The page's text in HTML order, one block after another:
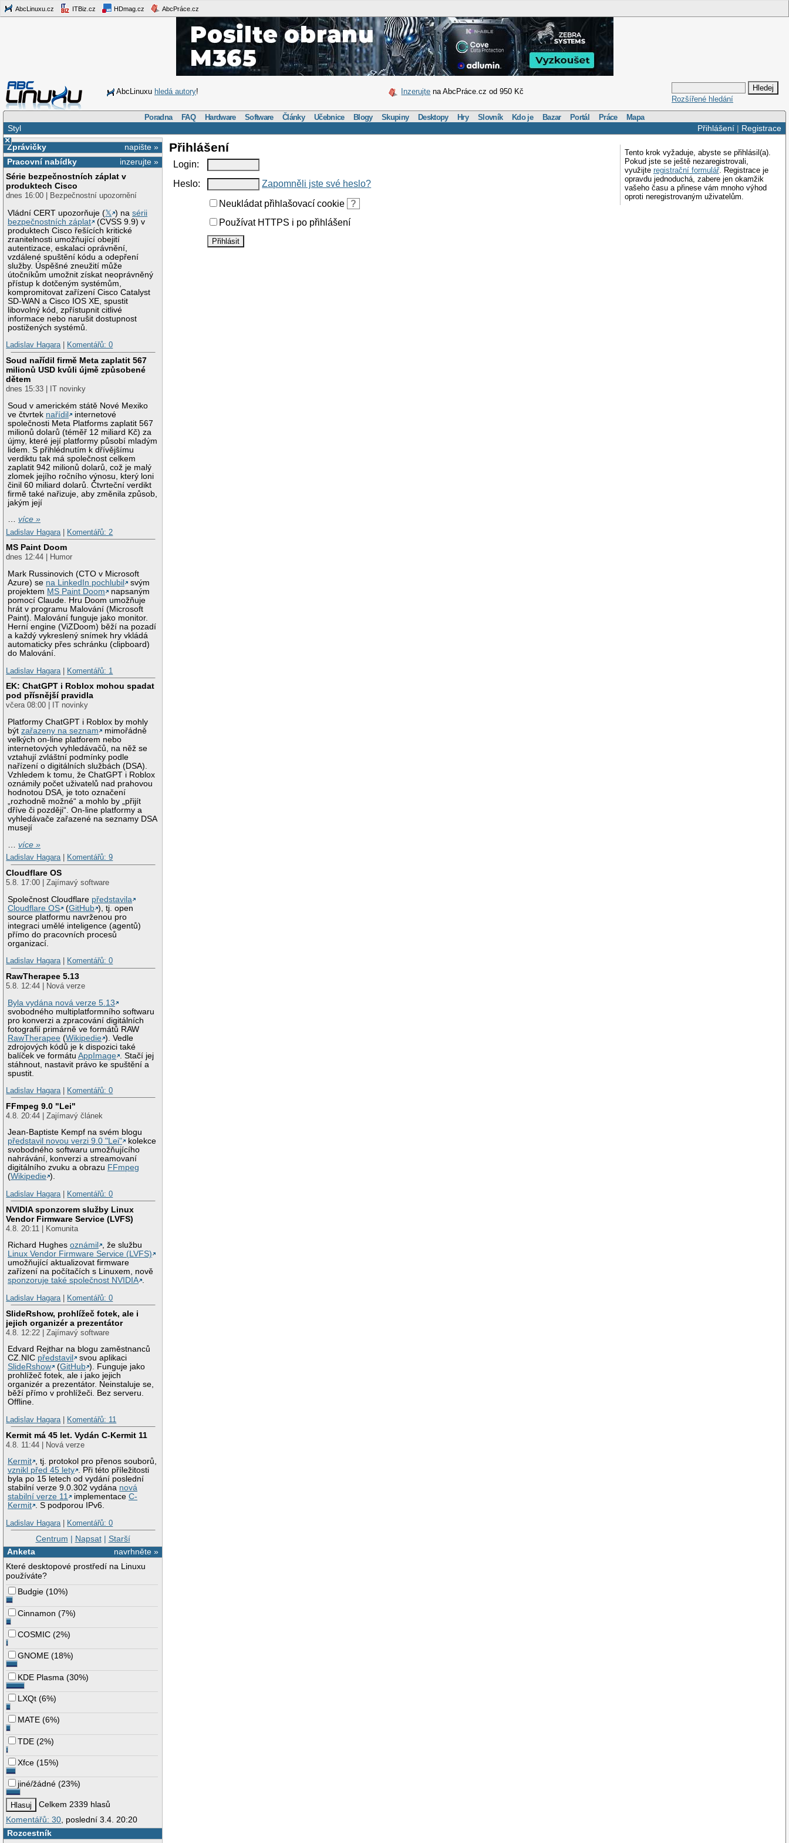
AbcLinuxu.cz ITBiz.cz HDmag.cz AbcPráce.cz
AbcLinuxu hledá autory! Inzerujte na AbcPráce.cz od 950 Kč
Rozšířené hledání
Poradna FAQ Hardware Software Články Učebnice Blogy Skupiny Desktopy Hry Slovník Kdo je Bazar Portál Práce Mapa
Přihlášení| Registrace
Styl
×
napište »
Zprávičky
inzerujte »
Pracovní nabídky
Série bezpečnostních záplat v
produktech Cisco
dnes 16:00 | Bezpečnostní upozornění
Vládní CERT upozorňuje (𝕏 ) nasérii
bezpečnostních záplat
(CVSS 9.9) v
produktech Cisco řešících kritické
zranitelnosti umožňující obejití
autentizace, eskalaci oprávnění,
vzdálené spuštění kódu a odepření
služby. Úspěšné zneužití může
útočníkům umožnit získat neoprávněný
přístup k dotčeným systémům,
kompromitovat zařízení Cisco Catalyst
SD-WAN a Cisco IOS XE, spustit
libovolný kód, zpřístupnit citlivé
informace nebo narušit dostupnost
postižených systémů.
Ladislav Hagara| Komentářů: 0
Soud nařídil firmě Meta zaplatit 567
milionů USD kvůli újmě způsobené
dětem
dnes 15:33 | IT novinky
Soud v americkém státě Nové Mexiko
ve čtvrtek nařídil
internetové
společnosti Meta Platforms zaplatit 567
milionů dolarů (téměř 12 miliard Kč) za
újmy, které její platformy působí mladým
lidem. S přihlédnutím k dřívějšímu
verdiktu tak má společnost celkem
zaplatit 942 milionů dolarů, což je malý
zlomek jejího ročního výnosu, který loni
činil 60 miliard dolarů. Čtvrteční verdikt
firmě také nařizuje, aby změnila způsob,
jakým její
…více »
Ladislav Hagara
Komentářů: 2
MS Paint Doom
dnes 12:44 | Humor
Mark Russinovich (CTO v Microsoft
Azure) se na LinkedIn pochlubil
svým
projektem MS Paint Doom
napsaným
pomocí Claude. Hru Doom umožňuje
hrát v programu Malování (Microsoft
Paint). Malování funguje jako monitor.
Herní engine (ViZDoom) běží na pozadí
a každý vykreslený snímek hry vkládá
automaticky přes schránku (clipboard)
do Malování.
Ladislav Hagara
Komentářů: 1
EK: ChatGPT i Roblox mohou spadat
pod přísnější pravidla
včera 08:00 | IT novinky
Platformy ChatGPT i Roblox by mohly
býtzařazeny na seznam
mimořádně
velkých on-line platforem nebo
internetových vyhledávačů, na něž se
vztahují zvláštní podmínky podle
nařízení o digitálních službách (DSA).
Vzhledem k tomu, že ChatGPT i Roblox
oznámily počet uživatelů nad prahovou
hodnotou DSA, je toto označení
„rozhodně možné“ a mohlo by „přijít
dříve či později“. On-line platformy a
vyhledávače zařazené na seznamy DSA
musejí
…více »
Ladislav Hagara| Komentářů: 9
Cloudflare OS
5.8. 17:00 | Zajímavý software
Společnost Cloudflare představila
Cloudflare OS
(GitHub ), tj. open
source platformu navrženou pro
integraci umělé inteligence (agentů)
přímo do pracovních procesů
organizací.
Ladislav Hagara| Komentářů: 0
RawTherapee 5.13
5.8. 12:44 | Nová verze
Byla vydána nová verze 5.13
svobodného multiplatformního softwaru
pro konverzi a zpracování digitálních
fotografií primárně ve formátů RAW
RawTherapee (Wikipedie ). Vedle
zdrojových kódů je k dispozici také
balíček ve formátuAppImage
. Stačí jej
stáhnout, nastavit právo ke spuštění a
spustit.
Ladislav Hagara| Komentářů: 0
FFmpeg 9.0 "Lei"
4.8. 20:44 | Zajímavý článek
Jean-Baptiste Kempf na svém blogu
představil novou verzi 9.0 "Lei"
kolekce
svobodného softwaru umožňujícího
nahrávání, konverzi a streamovaní
digitálního zvuku a obrazu FFmpeg
(Wikipedie ).
Ladislav Hagara| Komentářů: 0
NVIDIA sponzorem služby Linux
Vendor Firmware Service (LVFS)
4.8. 20:11 | Komunita
Richard Hughesoznámil
, že službu
Linux Vendor Firmware Service (LVFS)
umožňující aktualizovat firmware
zařízení na počítačích s Linuxem, nově
sponzoruje také společnost NVIDIA .
Ladislav Hagara| Komentářů: 0
SlideRshow, prohlížeč fotek, ale i
jejich organizér a prezentátor
4.8. 12:22 | Zajímavý software
Edvard Rejthar na blogu zaměstnanců
CZ.NIC představil
svou aplikaci
SlideRshow
(GitHub ). Funguje jako
prohlížeč fotek, ale i jako jejich
organizér a prezentátor. Neinstaluje se,
běží přímo v prohlížeči. Bez serveru.
Offline.
Ladislav Hagara| Komentářů: 11
Kermit má 45 let. Vydán C-Kermit 11
4.8. 11:44 | Nová verze
Kermit , tj. protokol pro přenos souborů,
vznikl před 45 lety . Při této příležitosti
byla po 15 letech od vydání poslední
stabilní verze 9.0.302 vydána nová
stabilní verze 11
implementaceC-
Kermit . S podporou IPv6.
Ladislav Hagara| Komentářů: 0
Centrum | Napsat| Starší
navrhněte »
Anketa
Které desktopové prostředí na Linuxu
používáte?
Budgie (10%)
Cinnamon (7%)
COSMIC (2%)
GNOME (18%)
KDE Plasma (30%)
LXQt (6%)
MATE (6%)
TDE (2%)
Xfce (15%)
jiné/žádné (23%)
Celkem 2339 hlasů
Komentářů: 30 , poslední 3.4. 20:20
Rozcestník
Tento krok vyžaduje, abyste se přihlásil(a).
Pokud jste se ještě nezaregistrovali,
využijte registrační formulář. Registrace je
opravdu jednoduchá, zabere jen okamžik
vašeho času a přinese vám mnoho výhod
oproti neregistrovaným uživatelům.
Přihlášení
Login:
Heslo:
Zapomněli jste své heslo?
Neukládat přihlašovací cookie
?
Používat HTTPS i po přihlášení